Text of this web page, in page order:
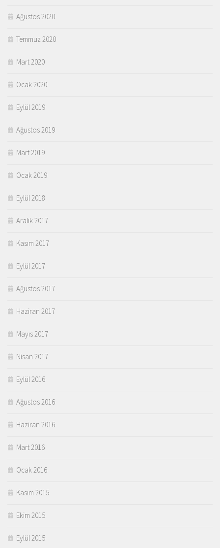
Ağustos 2020
Temmuz 2020
Mart 2020
Ocak 2020
Eylül 2019
Ağustos 2019
Mart 2019
Ocak 2019
Eylül 2018
Aralık 2017
Kasım 2017
Eylül 2017
Ağustos 2017
Haziran 2017
Mayıs 2017
Nisan 2017
Eylül 2016
Ağustos 2016
Haziran 2016
Mart 2016
Ocak 2016
Kasım 2015
Ekim 2015
Eylül 2015